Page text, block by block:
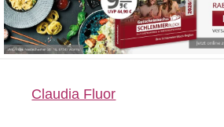
Claudia Fluor